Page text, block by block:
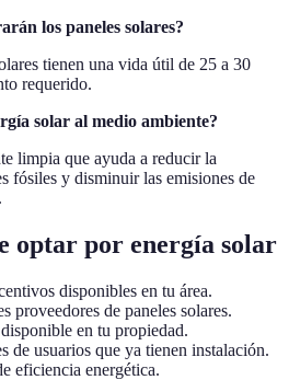
los paneles solares?
tienen una vida útil de 25 a 30
requerido.
solar al medio ambiente?
limpia que ayuda a reducir la
fósiles y disminuir las emisiones de
optar por energía solar
disponibles en tu área.
proveedores de paneles solares.
en tu propiedad.
de usuarios que ya tienen instalación.
eficiencia energética.